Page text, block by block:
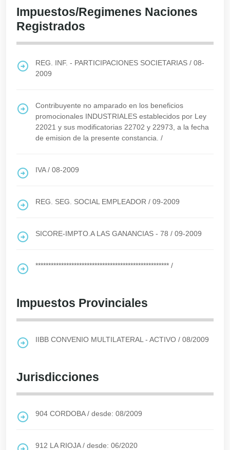
Impuestos/Regimenes Naciones
Registrados
REG. INF. - PARTICIPACIONES SOCIETARIAS / 08-
2009
Contribuyente no amparado en los beneficios
promocionales INDUSTRIALES establecidos por Ley
22021 y sus modificatorias 22702 y 22973, a la fecha
de emision de la presente constancia. /
IVA/ 08-2009
REG. SEG. SOCIAL EMPLEADOR / 09-2009
SICORE-IMPTO.A LAS GANANCIAS - 78 / 09-2009
**************************************************** /
Impuestos Provinciales
IIBB CONVENIO MULTILATERAL - ACTIVO / 08/2009
Jurisdicciones
904 CORDOBA/ desde: 08/2009
912 LA RIOJA/ desde: 06/2020